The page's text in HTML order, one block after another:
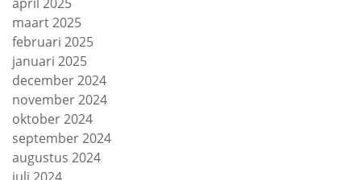
maart 2025
februari 2025
januari 2025
december 2024
november 2024
oktober 2024
september 2024
augustus 2024